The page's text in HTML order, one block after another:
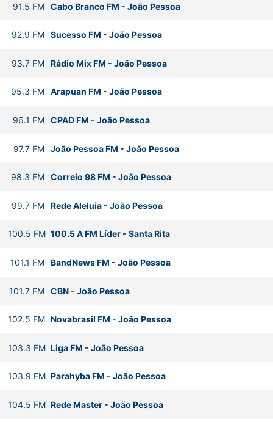
91.5 FM Cabo Branco FM - João Pessoa
92.9 FM Sucesso FM - João Pessoa
93.7 FM Rádio Mix FM - João Pessoa
95.3 FM Arapuan FM - João Pessoa
96.1 FM CPAD FM - João Pessoa
97.7 FM João Pessoa FM - João Pessoa
98.3 FM Correio 98 FM - João Pessoa
99.7 FM Rede Aleluia- João Pessoa
100.5 FM 100.5 A FM Líder- Santa Rita
101.1 FM BandNews FM - João Pessoa
101.7 FM CBN- João Pessoa
102.5 FM Novabrasil FM - João Pessoa
103.3 FM Liga FM - João Pessoa
103.9 FM Parahyba FM - João Pessoa
104.5 FM Rede Master- João Pessoa